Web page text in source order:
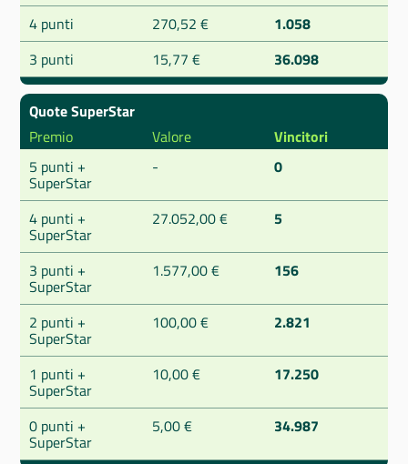
4 punti
270,52 €
1.058
3 punti
15,77 € 36.098
Quote SuperStar
Premio
Valore
Vincitori
5 punti +
SuperStar
- 0
4 punti +
SuperStar
27.052,00 € 5
3 punti +
SuperStar
1.577,00 € 156
2 punti +
SuperStar
100,00 € 2.821
1 punti +
SuperStar
10,00 € 17.250
0 punti +
SuperStar
5,00 € 34.987